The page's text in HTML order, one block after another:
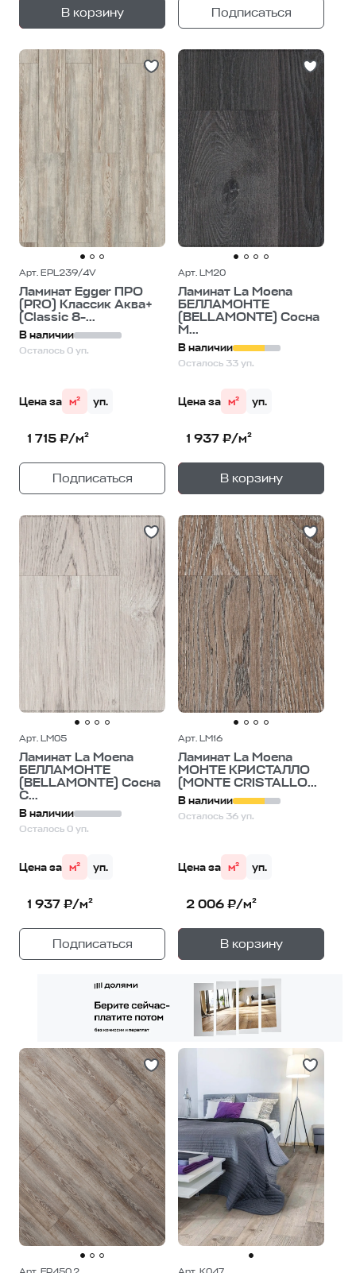
В корзину
— 1уп. Подписаться
Арт. EPL239/4V
Ламинат Egger ПРО
(PRO) Классик Аква+
(Classic 8-...
В наличии
Осталось 0 уп.
Цена за м² уп.
1 715 ₽/м²
Подписаться
Арт. LM20
Ламинат La Moena
БЕЛЛАМОНТЕ
(BELLAMONTE) Сосна
М...
В наличии
Осталось 33 уп.
Цена за м² уп.
1 937 ₽/м²
В корзину
— 1уп.
Арт. LM05
Ламинат La Moena
БЕЛЛАМОНТЕ
(BELLAMONTE) Сосна
С...
В наличии
Осталось 0 уп.
Цена за м² уп.
1 937 ₽/м²
Подписаться
Арт. LM16
Ламинат La Moena
МОНТЕ КРИСТАЛЛО
(MONTE CRISTALLO...
В наличии
Осталось 36 уп.
Цена за м² уп.
2 006 ₽/м²
В корзину
— 1уп.